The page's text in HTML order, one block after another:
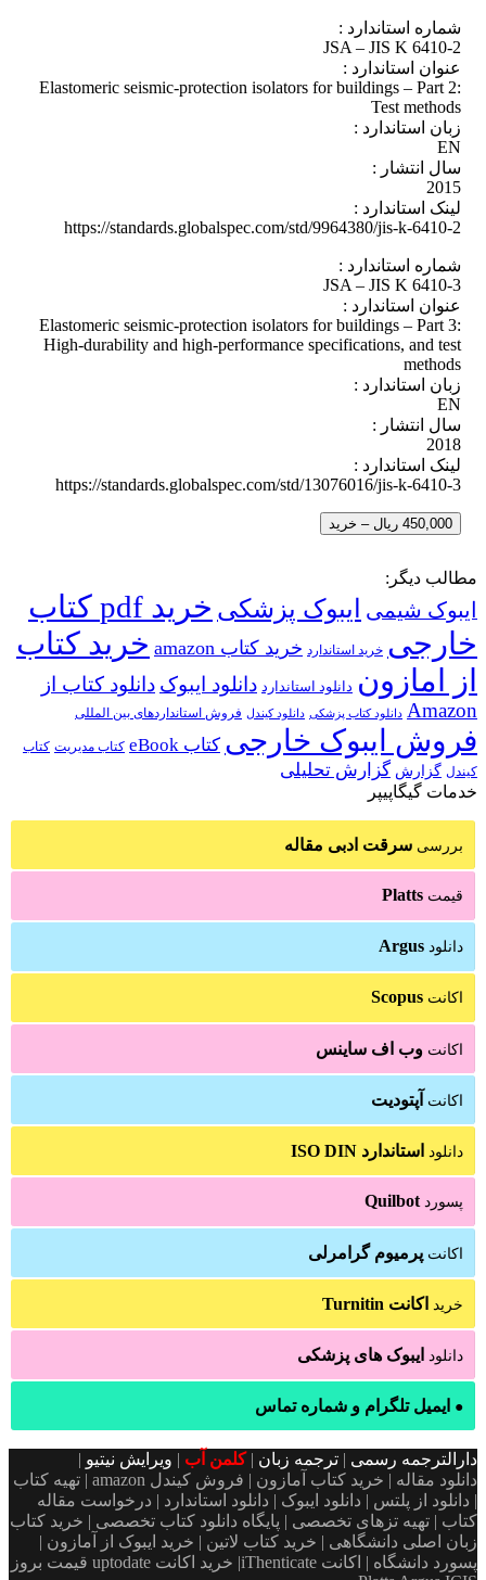
شماره استاندارد :
JSA – JIS K 6410-2
عنوان استاندارد :
Elastomeric seismic-protection isolators for buildings – Part 2:
Test methods
زبان استاندارد :
EN
سال انتشار :
2015
لینک استاندارد :
https://standards.globalspec.com/std/9964380/jis-k-6410-2
شماره استاندارد :
JSA – JIS K 6410-3
عنوان استاندارد :
Elastomeric seismic-protection isolators for buildings – Part 3:
High-durability and high-performance specifications, and test
methods
زبان استاندارد :
EN
سال انتشار :
2018
لینک استاندارد :
https://standards.globalspec.com/std/13076016/jis-k-6410-3
450,000 ریال – خرید
مطالب دیگر:
ایبوک شیمی ایبوک پزشکی
خرید pdf کتاب
خارجی خرید استاندارد خرید کتاب amazon
خرید کتاب
از امازون دانلود استاندارد دانلود ایبوک دانلود کتاب از
Amazon دانلود کتاب پزشکی دانلود کیندل فروش استانداردهای بین المللی
فروش ایبوک خارجی کتاب eBook کتاب مدیریت کتاب
کیندل گزارش گزارش تحلیلی
خدمات گیگاپیپر
بررسی سرقت ادبی مقاله
قیمت Platts
دانلود Argus
اکانت Scopus
اکانت وب اف ساینس
اکانت آپتودیت
دانلود استاندارد ISO DIN
پسورد Quilbot
اکانت پرمیوم گرامرلی
خرید اکانت Turnitin
دانلود ایبوک های پزشکی
● ایمیل تلگرام و شماره تماس
دارالترجمه رسمی | ترجمه زبان |کلمن آب | ویرایش نیتیو |
دانلود مقاله | خرید کتاب آمازون | فروش کیندل amazon | تهیه کتاب
| دانلود از پلتس | دانلود ایبوک | دانلود استاندارد | درخواست مقاله
کتاب | تهیه تزهای تخصصی | پایگاه دانلود کتاب تخصصی | خرید کتاب
زبان اصلی دانشگاهی | خرید کتاب لاتین | خرید ایبوک از آمازون |
پسورد دانشگاه | اکانت iThenticate| خريد اكانت uptodate قیمت بروز